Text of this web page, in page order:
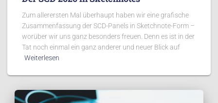
Zum allerersten Mal überhaupt haben wir eine grafische
Zusammenfassung der SCD-Panels in Sketchnote-Form –
worüber wir uns ganz besonders freuen. Denn es ist in der
Tat noch einmal ein ganz anderer und neuer Blick auf
Weiterlesen